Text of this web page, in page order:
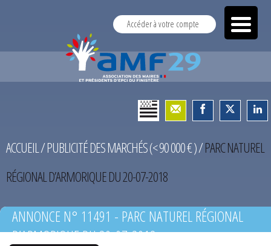
Accéder à votre compte
ACCUEIL/PUBLICITÉ DES MARCHÉS (< 90 000 € )/PARC NATUREL
RÉGIONAL D’ARMORIQUE DU 20-07-2018
ANNONCE N° 11491 - PARC NATUREL RÉGIONAL
D’ARMORIQUE DU 20-07-2018